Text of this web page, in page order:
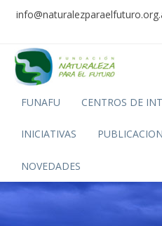
FUNAFU CENTROS DE
INICIATIVAS
NOVEDADES